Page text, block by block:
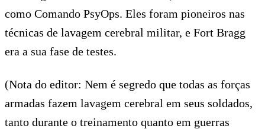
como Comando PsyOps. Eles foram pioneiros nas
técnicas de lavagem cerebral militar, e Fort Bragg
era a sua fase de testes.
(Nota do editor: Nem é segredo que todas as forças
armadas fazem lavagem cerebral em seus soldados,
tanto durante o treinamento quanto em guerras